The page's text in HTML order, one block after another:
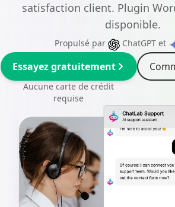
satisfaction client. Plugin
disponible.
Propulsé par ChatGPT et
Essayez gratuitement
Aucune carte de crédit
requise